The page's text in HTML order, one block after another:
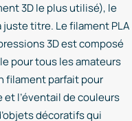
3D le plus utilisé), le
titre. Le filament PLA
3D est composé
pour tous les amateurs
filament parfait pour
et l’éventail de couleurs
décoratifs qui